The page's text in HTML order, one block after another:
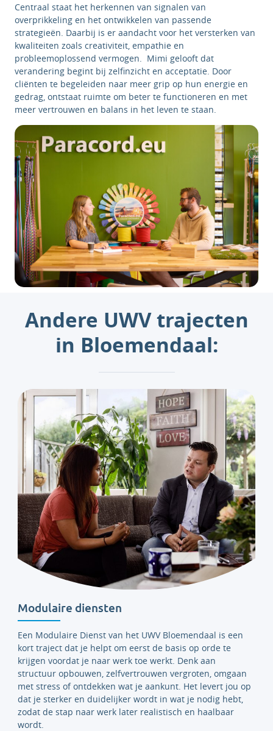
Centraal staat het herkennen van signalen van
overprikkeling en het ontwikkelen van passende
strategieën. Daarbij is er aandacht voor het versterken van
kwaliteiten zoals creativiteit, empathie en
probleemoplossend vermogen. Mimi gelooft dat
verandering begint bij zelfinzicht en acceptatie. Door
cliënten te begeleiden naar meer grip op hun energie en
gedrag, ontstaat ruimte om beter te functioneren en met
meer vertrouwen en balans in het leven te staan.
Andere UWV trajecten
in Bloemendaal:
Modulaire diensten
Een Modulaire Dienst van het UWV Bloemendaal is een
kort traject dat je helpt om eerst de basis op orde te
krijgen voordat je naar werk toe werkt. Denk aan
structuur opbouwen, zelfvertrouwen vergroten, omgaan
met stress of ontdekken wat je aankunt. Het levert jou op
dat je sterker en duidelijker wordt in wat je nodig hebt,
zodat de stap naar werk later realistisch en haalbaar
wordt.